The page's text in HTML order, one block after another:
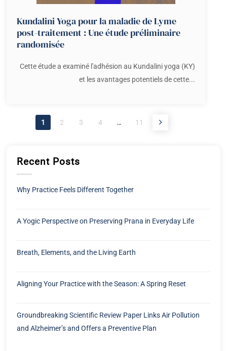
Kundalini Yoga pour la maladie de Lyme
post-traitement : Une étude préliminaire
randomisée
Cette étude a examiné l'adhésion au Kundalini yoga (KY)
et les avantages potentiels de cette...
1 2 3 4 … 11
Recent Posts
Why Practice Feels Different Together
A Yogic Perspective on Preserving Prana in Everyday Life
Breath, Elements, and the Living Earth
Aligning Your Practice with the Season: A Spring Reset
Groundbreaking Scientific Review Paper Links Air Pollution
and Alzheimer’s and Offers a Preventive Plan